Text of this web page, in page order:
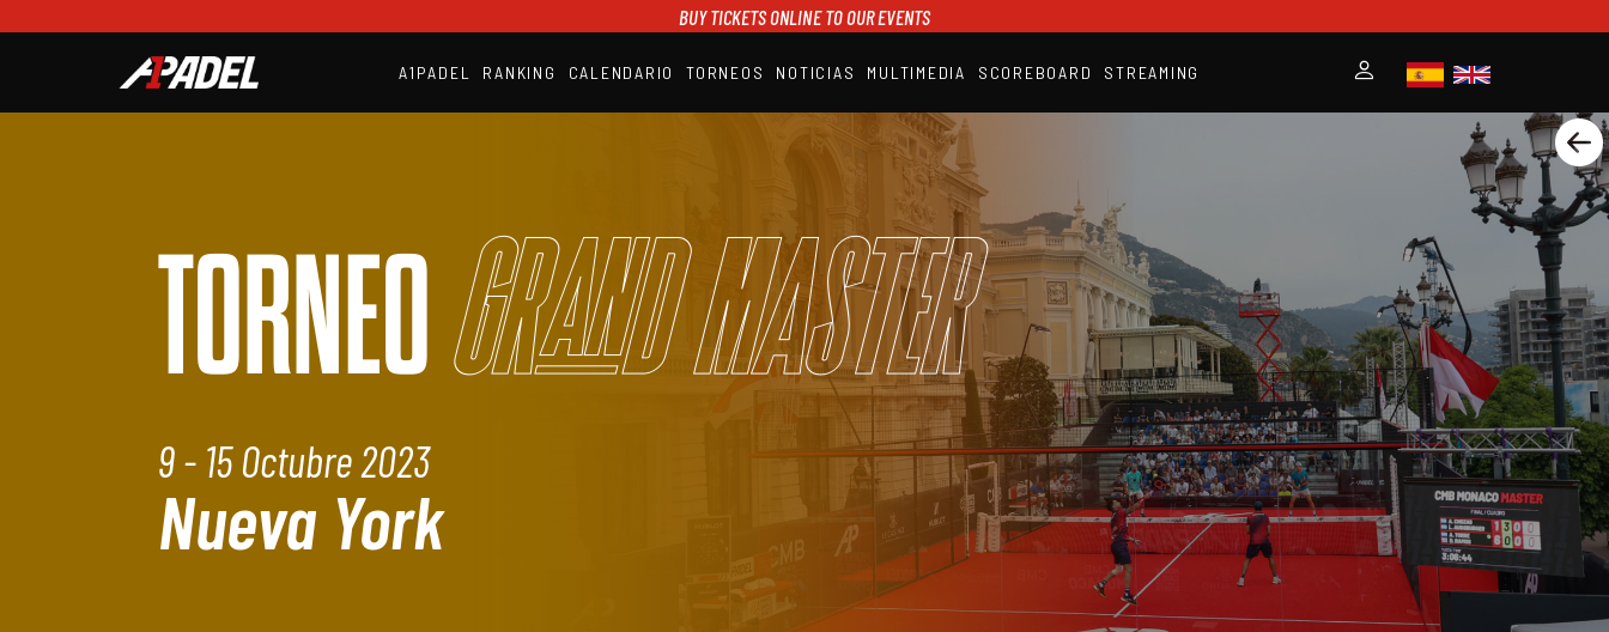
BUY TICKETS ONLINE TO OUR EVENTS
A1PADEL RANKING CALENDARIO TORNEOS NOTICIAS MULTIMEDIA SCOREBOARD STREAMING
RANKING
SCOREBOARD
STREAMING
TORNEOGrand Master
9 - 15 Octubre 2023
Nueva York